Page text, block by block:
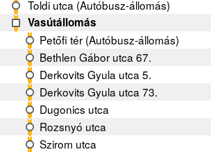
Toldi utca (Autóbusz-állomás)
Vasútállomás
Petőfi tér (Autóbusz-állomás)
Bethlen Gábor utca 67.
Derkovits Gyula utca 5.
Derkovits Gyula utca 73.
Dugonics utca
Rozsnyó utca
Szirom utca